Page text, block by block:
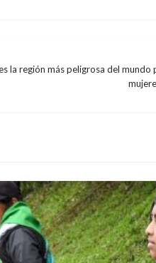
la región más peligrosa del mundo